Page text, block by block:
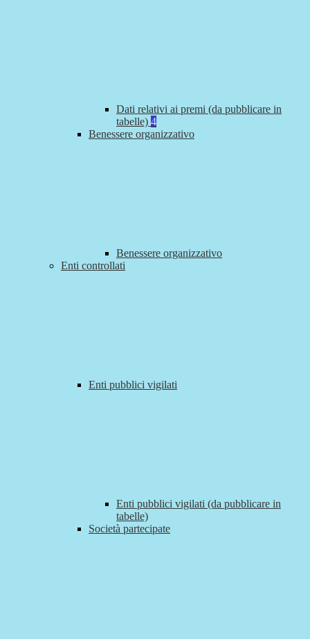
Dati relativi ai premi (da pubblicare in
tabelle) 4
Benessere organizzativo
Benessere organizzativo
Enti controllati
Enti pubblici vigilati
Enti pubblici vigilati (da pubblicare in
tabelle)
Società partecipate